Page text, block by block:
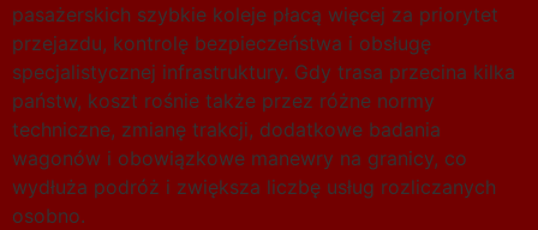
pasażerskich szybkie koleje płacą więcej za priorytet
przejazdu, kontrolę bezpieczeństwa i obsługę
specjalistycznej infrastruktury. Gdy trasa przecina kilka
państw, koszt rośnie także przez różne normy
techniczne, zmianę trakcji, dodatkowe badania
wagonów i obowiązkowe manewry na granicy, co
wydłuża podróż i zwiększa liczbę usług rozliczanych
osobno.